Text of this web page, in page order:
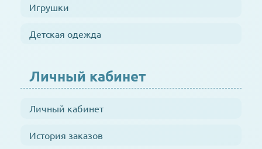
Игрушки
Детская одежда
Личный кабинет
Личный кабинет
История заказов